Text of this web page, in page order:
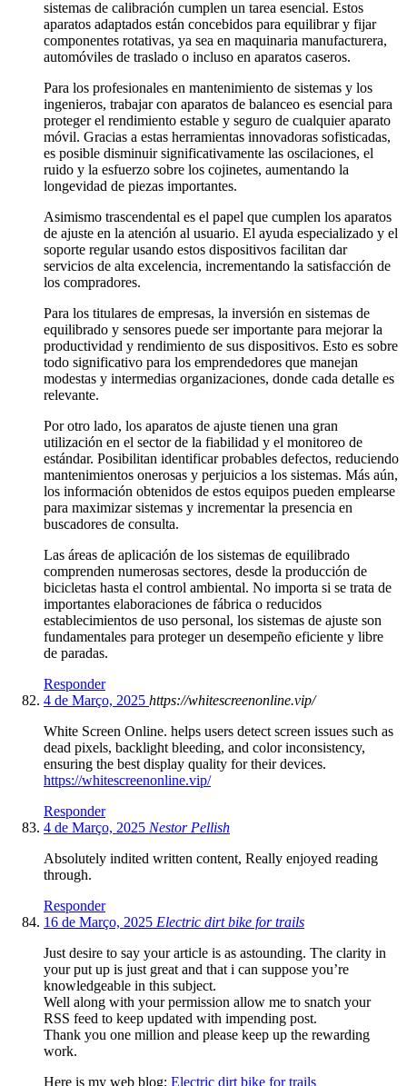
sistemas de calibración cumplen un tarea esencial. Estos
aparatos adaptados están concebidos para equilibrar y fijar
componentes rotativas, ya sea en maquinaria manufacturera,
automóviles de traslado o incluso en aparatos caseros.
Para los profesionales en mantenimiento de sistemas y los
ingenieros, trabajar con aparatos de balanceo es esencial para
proteger el rendimiento estable y seguro de cualquier aparato
móvil. Gracias a estas herramientas innovadoras sofisticadas,
es posible disminuir significativamente las oscilaciones, el
ruido y la esfuerzo sobre los cojinetes, aumentando la
longevidad de piezas importantes.
Asimismo trascendental es el papel que cumplen los aparatos
de ajuste en la atención al usuario. El ayuda especializado y el
soporte regular usando estos dispositivos facilitan dar
servicios de alta excelencia, incrementando la satisfacción de
los compradores.
Para los titulares de empresas, la inversión en sistemas de
equilibrado y sensores puede ser importante para mejorar la
productividad y rendimiento de sus dispositivos. Esto es sobre
todo significativo para los emprendedores que manejan
modestas y intermedias organizaciones, donde cada detalle es
relevante.
Por otro lado, los aparatos de ajuste tienen una gran
utilización en el sector de la fiabilidad y el monitoreo de
estándar. Posibilitan identificar probables defectos, reduciendo
mantenimientos onerosas y perjuicios a los sistemas. Más aún,
los información obtenidos de estos equipos pueden emplearse
para maximizar sistemas y incrementar la presencia en
buscadores de consulta.
Las áreas de aplicación de los sistemas de equilibrado
comprenden numerosas sectores, desde la producción de
bicicletas hasta el control ambiental. No importa si se trata de
importantes elaboraciones de fábrica o reducidos
establecimientos de uso personal, los sistemas de ajuste son
fundamentales para proteger un desempeño eficiente y libre
de paradas.
Responder
4 de Março, 2025 https://whitescreenonline.vip/
White Screen Online. helps users detect screen issues such as
dead pixels, backlight bleeding, and color inconsistency,
ensuring the best display quality for their devices.
https://whitescreenonline.vip/
Responder
4 de Março, 2025 Nestor Pellish
Absolutely indited written content, Really enjoyed reading
through.
Responder
16 de Março, 2025 Electric dirt bike for trails
Just desire to say your article is as astounding. The clarity in
your put up is just great and that i can suppose you’re
knowledgeable in this subject.
Well along with your permission allow me to snatch your
RSS feed to keep updated with impending post.
Thank you one million and please keep up the rewarding
work.
Here is my web blog; Electric dirt bike for trails